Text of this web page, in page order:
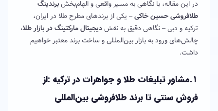
در این مقاله، با نگاهی به مسیر واقعی و الهام‌بخشبرندینگ
طلافروشی حسین خاکی– یکی از برندهای مطرح طلا در ایران،
ترکیه و دبی – نگاهی دقیق به نقشدیجیتال مارکتینگ در بازار طلا،
چالش‌های ورود به بازار بین‌المللی و ساخت برند معتبر خواهیم
داشت.
۱.مشاور تبلیغات طلا و جواهرات در ترکیه :از
فروش سنتی تا برند طلافروشی بین‌المللی